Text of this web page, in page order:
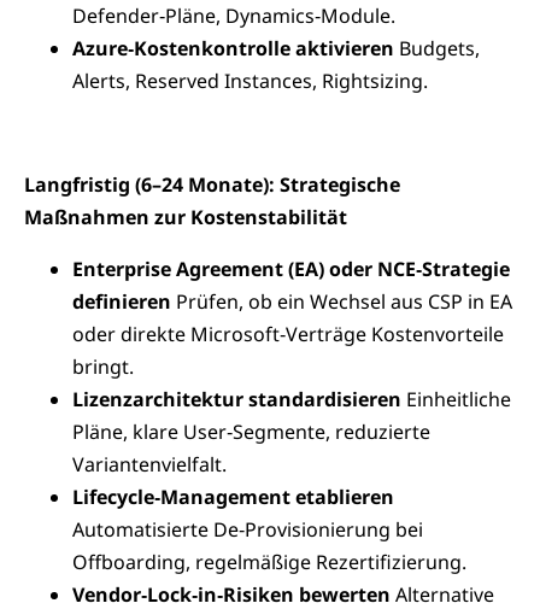
Defender‑Pläne, Dynamics‑Module.
Azure‑Kostenkontrolle aktivieren Budgets,
Alerts, Reserved Instances, Rightsizing.
Langfristig (6–24 Monate): Strategische
Maßnahmen zur Kostenstabilität
Enterprise Agreement (EA) oder NCE‑Strategie
definieren Prüfen, ob ein Wechsel aus CSP in EA
oder direkte Microsoft‑Verträge Kostenvorteile
bringt.
Lizenzarchitektur standardisieren Einheitliche
Pläne, klare User‑Segmente, reduzierte
Variantenvielfalt.
Lifecycle‑Management etablieren
Automatisierte De‑Provisionierung bei
Offboarding, regelmäßige Rezertifizierung.
Vendor‑Lock‑in‑Risiken bewerten Alternative